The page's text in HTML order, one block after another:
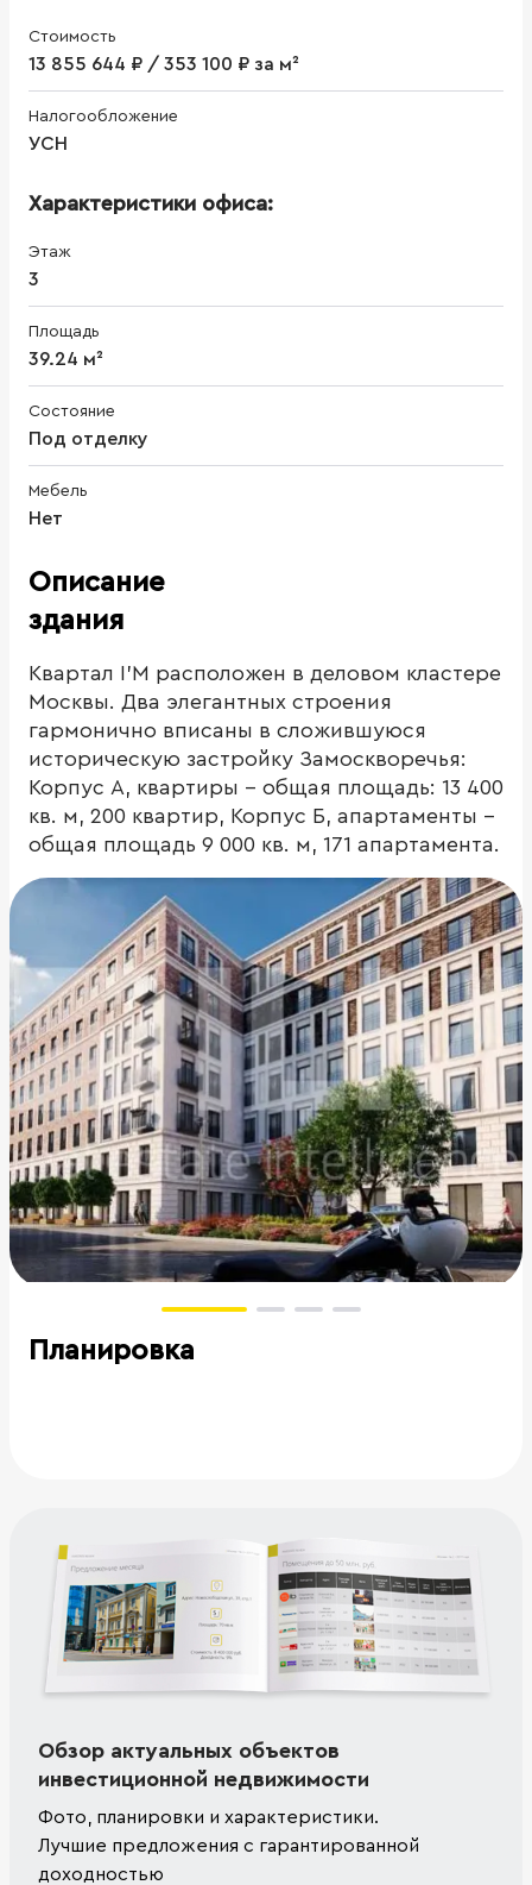
Стоимость
13 855 644 ₽ / 353 100 ₽ за м²
Налогообложение
УСН
Характеристики офиса:
Этаж
3
Площадь
39.24 м²
Состояние
Под отделку
Мебель
Нет
Описание
здания
Квартал I’M расположен в деловом кластере
Москвы. Два элегантных строения
гармонично вписаны в сложившуюся
историческую застройку Замоскворечья:
Корпус А, квартиры - общая площадь: 13 400
кв. м, 200 квартир, Корпус Б, апартаменты -
общая площадь 9 000 кв. м, 171 апартамента.
Планировка
Обзор актуальных объектов
инвестиционной недвижимости
Фото, планировки и характеристики.
Лучшие предложения с гарантированной
доходностью